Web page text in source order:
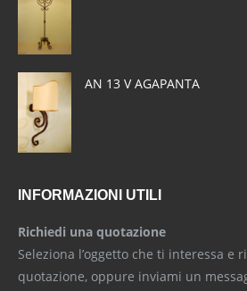
window
AN 13 V AGAPANTA
INFORMAZIONI UTILI
Richiedi una quotazione
Seleziona l’oggetto che ti interessa e
quotazione, oppure inviami un